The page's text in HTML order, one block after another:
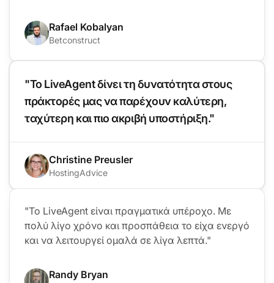
Rafael Kobalyan
Betconstruct
"Το LiveAgent δίνει τη δυνατότητα στους
πράκτορές μας να παρέχουν καλύτερη,
ταχύτερη και πιο ακριβή υποστήριξη."
Christine Preusler
HostingAdvice
"Το LiveAgent είναι πραγματικά υπέροχο. Με
πολύ λίγο χρόνο και προσπάθεια το είχα ενεργό
και να λειτουργεί ομαλά σε λίγα λεπτά."
Randy Bryan